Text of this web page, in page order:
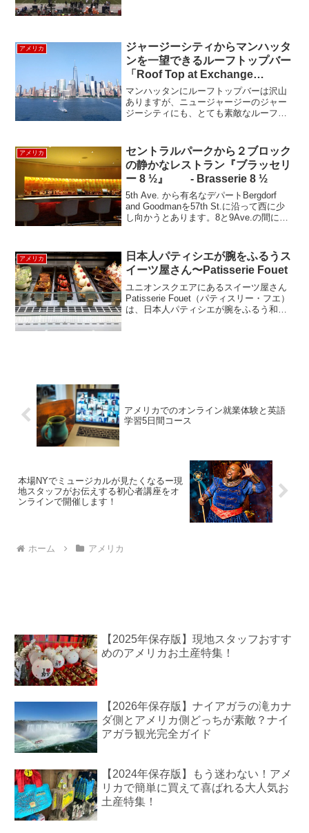
アメリカ
ジャージーシティからマンハッタ
ンを一望できるルーフトップバー
「Roof Top at Exchange
Place」
マンハッタンにルーフトップバーは沢山
ありますが、ニュージャージーのジャー
ジーシティにも、とても素敵なルーフト
面側。ワンワールド トレードセンターを
中心に、マンハッタンが...
アメリカ
セントラルパークから２ブロック
の静かなレストラン『ブラッセリ
ー 8 ½』 - Brasserie 8 ½
5th Ave. から有名なデパートBergdorf
and Goodmanを57th St.に沿って西に少
し向かうとあります。8と9Ave.の間に位
が、レストラン...
アメリカ
日本人パティシエが腕をふるうス
イーツ屋さん〜Patisserie Fouet
ユニオンスクエアにあるスイーツ屋さん
Patisserie Fouet（パティスリー・フエ）
は、日本人パティシエが腕をふるう和の
アメリカでのオンライン就業体験と英語
学習5日間コース
本場NYでミュージカルが見たくなるー現
地スタッフがお伝えする初心者講座をオ
ンラインで開催します！
ホーム アメリカ
【2025年保存版】現地スタッフおすす
めのアメリカお土産特集！
【2026年保存版】ナイアガラの滝カナ
ダ側とアメリカ側どっちが素敵？ナイ
アガラ観光完全ガイド
【2024年保存版】もう迷わない！アメ
リカで簡単に買えて喜ばれる大人気お
土産特集！